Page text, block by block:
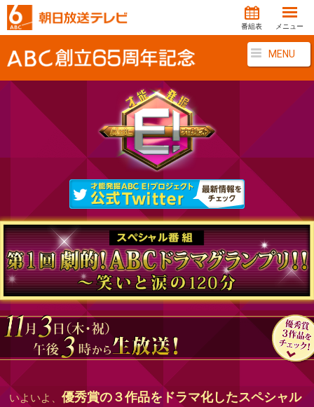
番組表 メニュー
MENU
いよいよ、優秀賞の３作品をドラマ化したスペシャル